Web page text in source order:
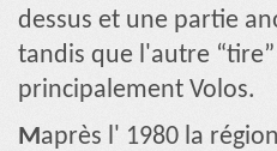
dessus et une partie
tandis que l'autre
principalement Volos.
Maprès l' 1980 la